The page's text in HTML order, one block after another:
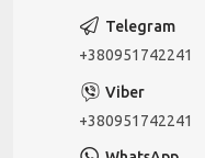
+380951742241
+380951742241